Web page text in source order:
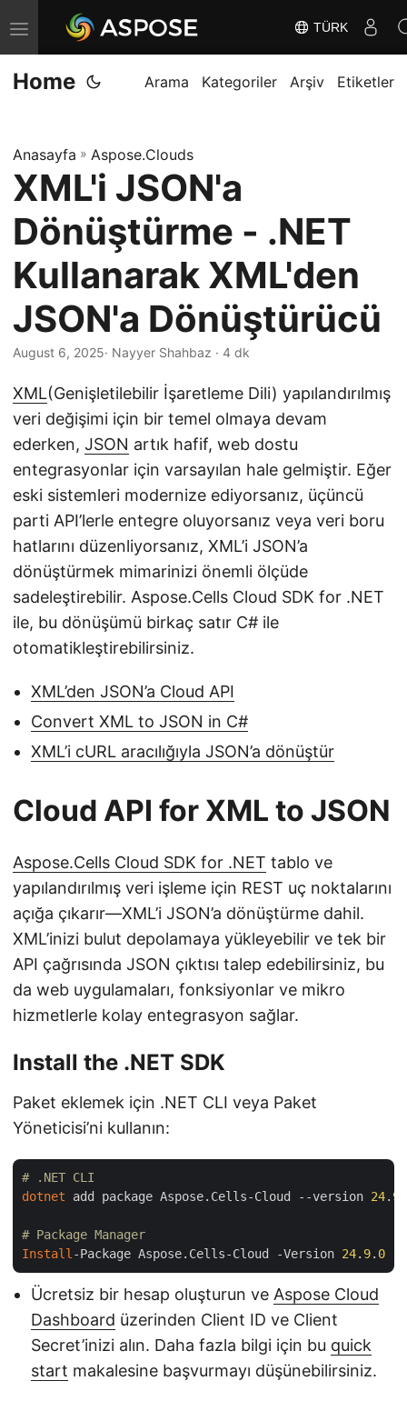
G
e
z
m
e
i
D
e
ğ
i
ş
t
i
r
TÜRK
Home Arama Kategoriler Arşiv Etiketler
Anasayfa » Aspose.Clouds
XML'i JSON'a
Dönüştürme - .NET
Kullanarak XML'den
JSON'a Dönüştürücü
August 6, 2025· Nayyer Shahbaz · 4 dk
XML(Genişletilebilir İşaretleme Dili) yapılandırılmış
veri değişimi için bir temel olmaya devam
ederken, JSON artık hafif, web dostu
entegrasyonlar için varsayılan hale gelmiştir. Eğer
eski sistemleri modernize ediyorsanız, üçüncü
parti API’lerle entegre oluyorsanız veya veri boru
hatlarını düzenliyorsanız, XML’i JSON’a
dönüştürmek mimarinizi önemli ölçüde
sadeleştirebilir. Aspose.Cells Cloud SDK for .NET
ile, bu dönüşümü birkaç satır C# ile
otomatikleştirebilirsiniz.
XML’den JSON’a Cloud API
Convert XML to JSON in C#
XML’i cURL aracılığıyla JSON’a dönüştür
Cloud API for XML to JSON
Aspose.Cells Cloud SDK for .NET tablo ve
yapılandırılmış veri işleme için REST uç noktalarını
açığa çıkarır—XML’i JSON’a dönüştürme dahil.
XML’inizi bulut depolamaya yükleyebilir ve tek bir
API çağrısında JSON çıktısı talep edebilirsiniz, bu
da web uygulamaları, fonksiyonlar ve mikro
hizmetlerle kolay entegrasyon sağlar.
Install the .NET SDK
Paket eklemek için .NET CLI veya Paket
Yöneticisi’ni kullanın:
# .NET CLI
dotnet add package Aspose.Cells-Cloud --version 24. 9
# Package Manager
Install -Package Aspose.Cells-Cloud -Version 24. 9. 0
Ücretsiz bir hesap oluşturun ve Aspose Cloud
Dashboard üzerinden Client ID ve Client
Secret’inizi alın. Daha fazla bilgi için bu quick
start makalesine başvurmayı düşünebilirsiniz.